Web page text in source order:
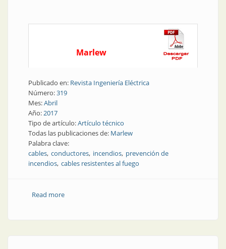
Marlew
Publicado en: Revista Ingeniería Eléctrica
Número:319
Mes:Abril
Año:2017
Tipo de artículo:Artículo técnico
Todas las publicaciones de: Marlew
Palabra clave:
cables conductores incendios prevención de
incendios cables resistentes al fuego
Read moreabout Cables y conductores | Cables resistentes al